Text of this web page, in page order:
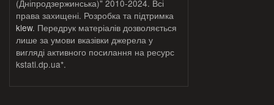
(Дніпродзержинська)" 2010-2024. Всі
права захищені. Розробка та підтримка
klew. Передрук матеріалів дозволяється
лише за умови вказівки джерела у
вигляді активного посилання на ресурс
kstati.dp.ua*.